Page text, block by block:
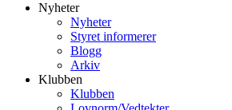
Nyheter
Nyheter
Styret informerer
Blogg
Arkiv
Klubben
Klubben